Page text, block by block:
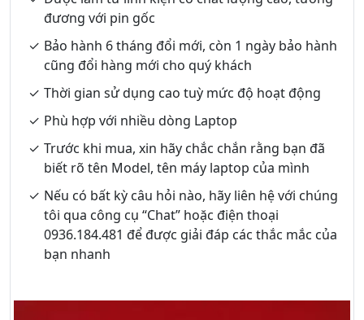
đương với pin gốc
Bảo hành 6 tháng đổi mới, còn 1 ngày bảo hành
cũng đổi hàng mới cho quý khách
Thời gian sử dụng cao tuỳ mức độ hoạt động
Phù hợp với nhiều dòng Laptop
Trước khi mua, xin hãy chắc chắn rằng bạn đã
biết rõ tên Model, tên máy laptop của mình
Nếu có bất kỳ câu hỏi nào, hãy liên hệ với chúng
tôi qua công cụ “Chat” hoặc điện thoại
0936.184.481 để được giải đáp các thắc mắc của
bạn nhanh